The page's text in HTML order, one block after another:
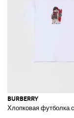
BURBERRY
Хлопковая футболка